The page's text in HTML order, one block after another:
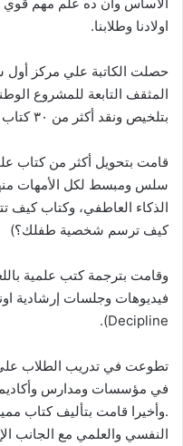
اولادنا وطلابنا.
حصلت الكاتبة علي مركز أول
بتلخيص ونقد أكثر من ٣٠ كتاب في مختلف المجالات.
قامت بتحويل أكثر من كتاب
سلس ومبسط لكل الأمهات
الذكاء العاطفي، وكتاب كيف
كيف ترسم شخصية طفلك؟)
وقامت بترجمة كتب علمية
Decipline).
تطوعت في تدريب الطلاب
في مؤسسات ومدارس
.وأخيرا قامت بتأليف كتاب
النفسي والعلمي مع الجانب